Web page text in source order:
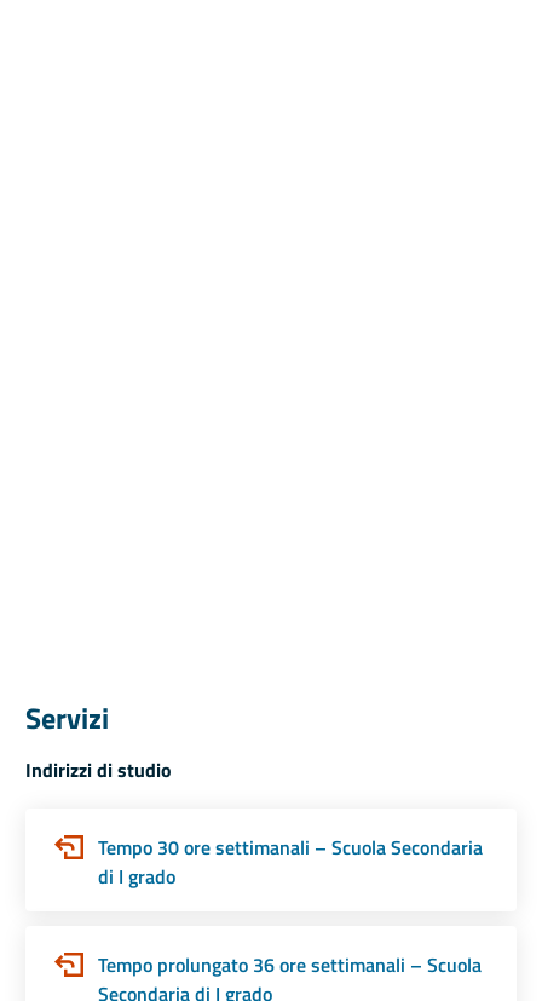
Servizi
Indirizzi di studio
Tempo 30 ore settimanali – Scuola Secondaria
di I grado
Tempo prolungato 36 ore settimanali – Scuola
Secondaria di I grado